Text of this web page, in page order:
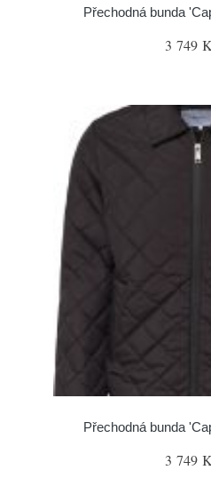
Přechodná bunda
3 749
Přechodná bunda
3 749